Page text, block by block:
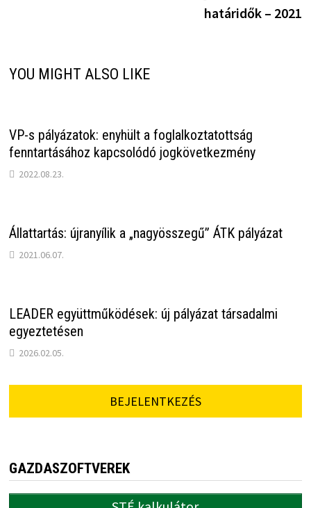
határidők – 2021
YOU MIGHT ALSO LIKE
VP-s pályázatok: enyhült a foglalkoztatottság
fenntartásához kapcsolódó jogkövetkezmény
2022.08.23.
Állattartás: újranyílik a „nagyösszegű” ÁTK pályázat
2021.06.07.
LEADER együttműködések: új pályázat társadalmi
egyeztetésen
2026.02.05.
BEJELENTKEZÉS
GAZDASZOFTVEREK